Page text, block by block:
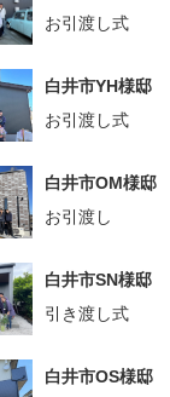
お引渡し式
白井市YH様邸
お引渡し式
白井市OM様邸
お引渡し
白井市SN様邸
引き渡し式
白井市OS様邸